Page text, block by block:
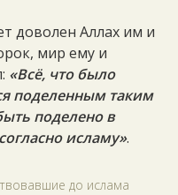
доволен Аллах им и
мир ему и
«Всё, что было
поделенным таким
поделено в
исламу».
до ислама